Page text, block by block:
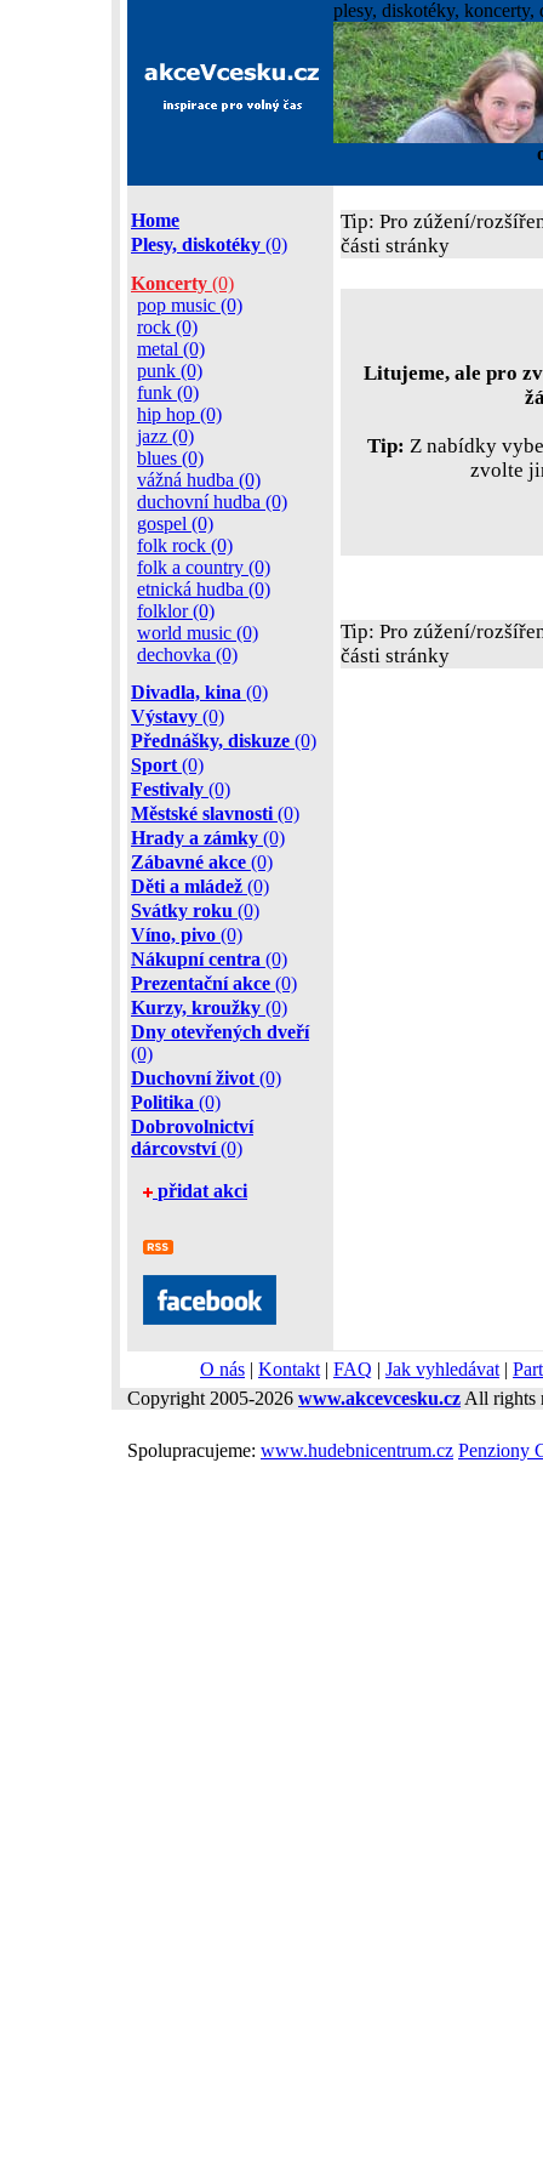
plesy, diskotéky,
Home
Plesy, diskotéky (0)
Koncerty (0)
pop music (0)
rock (0)
metal (0)
punk (0)
funk (0)
hip hop (0)
jazz (0)
blues (0)
vážná hudba (0)
duchovní hudba (0)
gospel (0)
folk rock (0)
folk a country (0)
etnická hudba (0)
folklor (0)
world music (0)
dechovka (0)
Divadla, kina (0)
Výstavy (0)
Přednášky, diskuze (0)
Sport (0)
Festivaly (0)
Městské slavnosti (0)
Hrady a zámky (0)
Zábavné akce (0)
Děti a mládež (0)
Svátky roku (0)
Víno, pivo (0)
Nákupní centra (0)
Prezentační akce (0)
Kurzy, kroužky (0)
Dny otevřených dveří
(0)
Duchovní život (0)
Politika (0)
Dobrovolnictví
dárcovství(0)
přidat akci
Tip: Pro zúžení/
části stránky
Litujeme, ale pro
Tip: Z nabídky
zvolte
Tip: Pro zúžení/
části stránky
O nás | Kontakt | FAQ | Jak vyhledávat |
Copyright 2005-2026 www.akcevcesku.cz All rights
Spolupracujeme: www.hudebnicentrum.cz Penziony